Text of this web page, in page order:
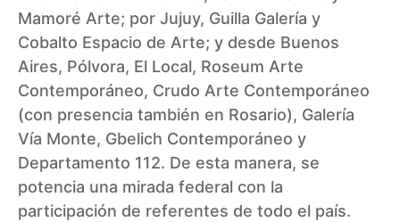
Mamoré Arte; por Jujuy, Guilla Galería y
Cobalto Espacio de Arte; y desde Buenos
Aires, Pólvora, El Local, Roseum Arte
Contemporáneo, Crudo Arte Contemporáneo
(con presencia también en Rosario), Galería
Vía Monte, Gbelich Contemporáneo y
Departamento 112. De esta manera, se
potencia una mirada federal con la
participación de referentes de todo el país.